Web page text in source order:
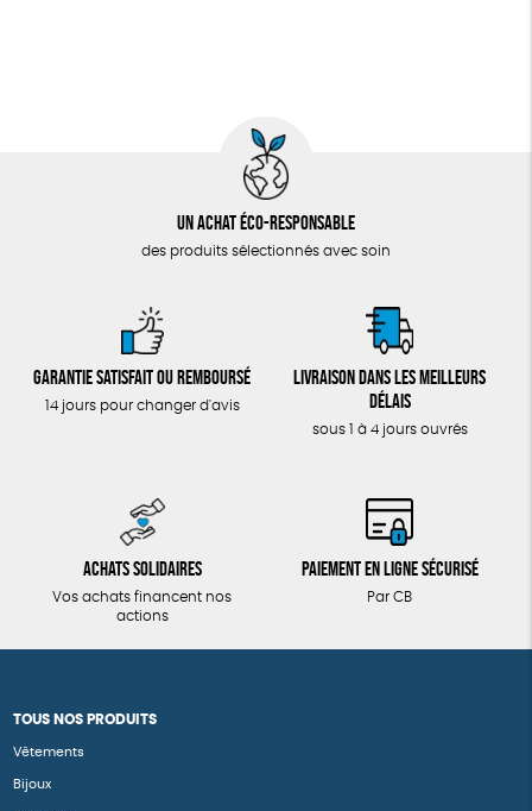
Un achat éco-responsable
des produits sélectionnés avec soin
Garantie satisfait ou remboursé
14 jours pour changer d'avis
Livraison dans les meilleurs
délais
sous 1 à 4 jours ouvrés
Achats solidaires
Vos achats financent nos
actions
Paiement en ligne sécurisé
Par CB
TOUS NOS PRODUITS
Vêtements
Bijoux